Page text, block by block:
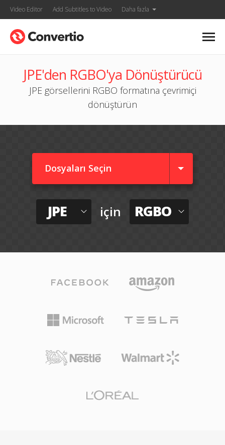
Video Editor Add Subtitles to Video Daha fazla
JPE'den RGBO'ya Dönüştürücü
JPE görsellerini RGBO formatına çevrimiçi
dönüştürün
Dosyaları Seçin
JPE için RGBO